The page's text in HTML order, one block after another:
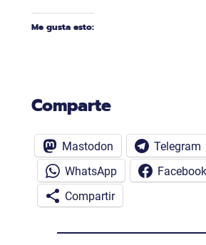
Me gusta esto:
Comparte
Mastodon
Telegram
WhatsApp
Facebook
Compartir